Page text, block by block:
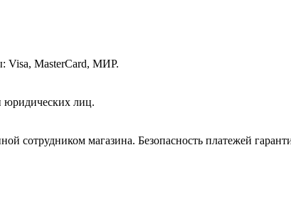
Visa, MasterCard, МИР.
юридических лиц.
сотрудником магазина. Безопасность платежей